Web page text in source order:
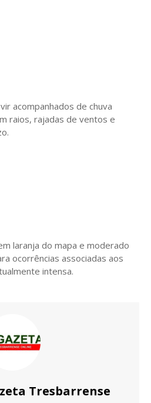
acompanhados de chuva
raios, rajadas de ventos e
laranja do mapa e moderado
ocorrências associadas aos
intensa.
Tresbarrense